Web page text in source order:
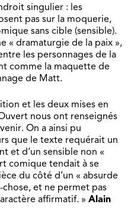
singulier : les
pas sur la moquerie,
sans cible (sensible).
« dramaturgie de la paix »,
les personnages de la
comme la maquette de
de Matt.
et les deux mises en
nous ont renseignés
On a ainsi pu
que le texte requérait un
et d’un sensible non «
comique tendait à se
du côté d’un « absurde
et ne permet pas
affirmatif. » Alain